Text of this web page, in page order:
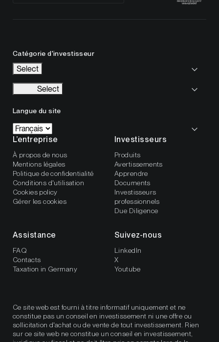
Catégorie d'investisseur
Select
Select
Langue du site
L’entreprise
À propos de nous
Mentions légales
Politique de confidentialité
Conditions d'utilisation
Cookies policy
Gérer les cookies
Investisseurs
Produits
Avertissements
Apprendre
Documents
Investisseurs
professionnels
Due Diligence
Assistance
FAQ
Contacts
Taxation in Germany
Suivez-nous
LinkedIn
X
Youtube
Ce site web est fourni à titre informatif uniquement et ne
constitue pas un conseil en investissement ni une offre ou
sollicitation d'achat ou de vente de tout investissement. Rien
sur ce site web ne constitue un conseil en investissement,